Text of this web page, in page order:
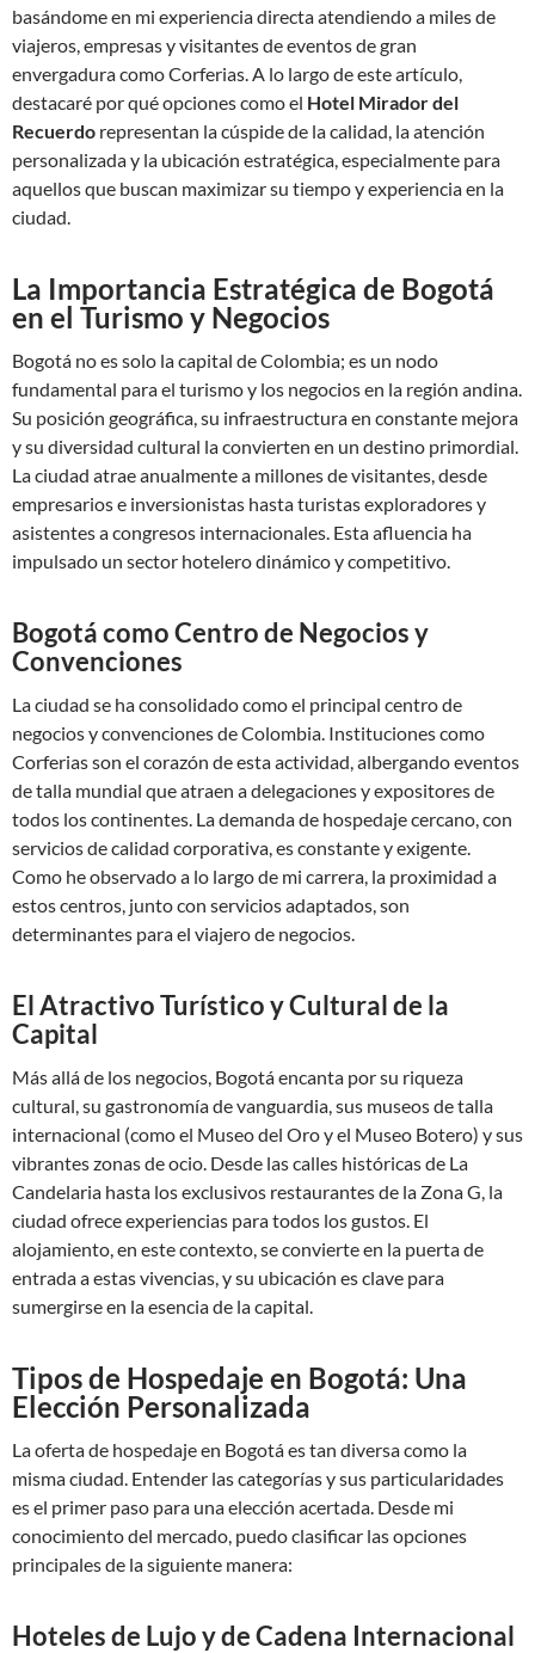
basándome en mi experiencia directa atendiendo a miles de
viajeros, empresas y visitantes de eventos de gran
envergadura como Corferias. A lo largo de este artículo,
destacaré por qué opciones como el Hotel Mirador del
Recuerdo representan la cúspide de la calidad, la atención
personalizada y la ubicación estratégica, especialmente para
aquellos que buscan maximizar su tiempo y experiencia en la
ciudad.
La Importancia Estratégica de Bogotá
en el Turismo y Negocios
Bogotá no es solo la capital de Colombia; es un nodo
fundamental para el turismo y los negocios en la región andina.
Su posición geográfica, su infraestructura en constante mejora
y su diversidad cultural la convierten en un destino primordial.
La ciudad atrae anualmente a millones de visitantes, desde
empresarios e inversionistas hasta turistas exploradores y
asistentes a congresos internacionales. Esta afluencia ha
impulsado un sector hotelero dinámico y competitivo.
Bogotá como Centro de Negocios y
Convenciones
La ciudad se ha consolidado como el principal centro de
negocios y convenciones de Colombia. Instituciones como
Corferias son el corazón de esta actividad, albergando eventos
de talla mundial que atraen a delegaciones y expositores de
todos los continentes. La demanda de hospedaje cercano, con
servicios de calidad corporativa, es constante y exigente.
Como he observado a lo largo de mi carrera, la proximidad a
estos centros, junto con servicios adaptados, son
determinantes para el viajero de negocios.
El Atractivo Turístico y Cultural de la
Capital
Más allá de los negocios, Bogotá encanta por su riqueza
cultural, su gastronomía de vanguardia, sus museos de talla
internacional (como el Museo del Oro y el Museo Botero) y sus
vibrantes zonas de ocio. Desde las calles históricas de La
Candelaria hasta los exclusivos restaurantes de la Zona G, la
ciudad ofrece experiencias para todos los gustos. El
alojamiento, en este contexto, se convierte en la puerta de
entrada a estas vivencias, y su ubicación es clave para
sumergirse en la esencia de la capital.
Tipos de Hospedaje en Bogotá: Una
Elección Personalizada
La oferta de hospedaje en Bogotá es tan diversa como la
misma ciudad. Entender las categorías y sus particularidades
es el primer paso para una elección acertada. Desde mi
conocimiento del mercado, puedo clasificar las opciones
principales de la siguiente manera:
Hoteles de Lujo y de Cadena Internacional